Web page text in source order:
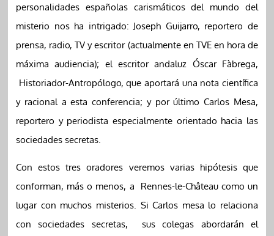
personalidades españolas carismáticos del mundo del
misterio nos ha intrigado: Joseph Guijarro, reportero de
prensa, radio, TV y escritor (actualmente en TVE en hora de
máxima audiencia); el escritor andaluz Óscar Fàbrega,
Historiador-Antropólogo, que aportará una nota científica
y racional a esta conferencia; y por último Carlos Mesa,
reportero y periodista especialmente orientado hacia las
sociedades secretas.
Con estos tres oradores veremos varias hipótesis que
conforman, más o menos, a Rennes-le-Château como un
lugar con muchos misterios. Si Carlos mesa lo relaciona
con sociedades secretas, sus colegas abordarán el